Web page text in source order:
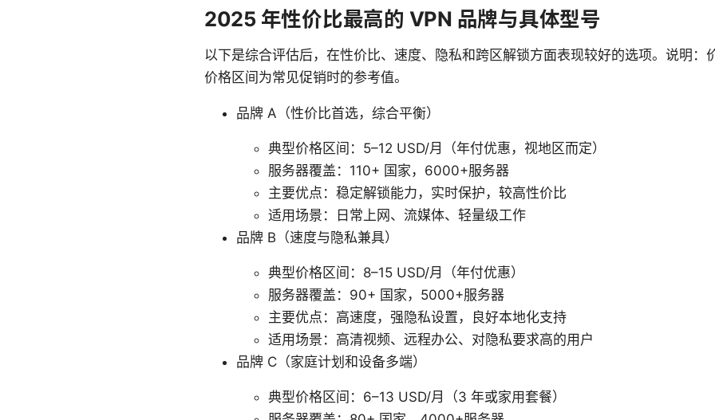
2025 年性价比最高的 VPN 品牌与具体型号
以下是综合评估后，在性价比、速度、隐私和跨区解锁方面表现较好的选项。说明：
价格区间为常见促销时的参考值。
品牌 A（性价比首选，综合平衡）
典型价格区间：5–12 USD/月（年付优惠，视地区而定）
服务器覆盖：110+ 国家，6000+服务器
主要优点：稳定解锁能力，实时保护，较高性价比
适用场景：日常上网、流媒体、轻量级工作
品牌 B（速度与隐私兼具）
典型价格区间：8–15 USD/月（年付优惠）
服务器覆盖：90+ 国家，5000+服务器
主要优点：高速度，强隐私设置，良好本地化支持
适用场景：高清视频、远程办公、对隐私要求高的用户
品牌 C（家庭计划和设备多端）
典型价格区间：6–13 USD/月（3 年或家用套餐）